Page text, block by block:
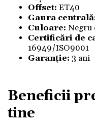
Offset: ET40
Gaura
Culoare: Negru
Certificări de
16949/ISO9001
Garanție: 3 ani
Beneficii
tine